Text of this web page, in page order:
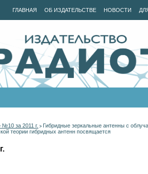
ГЛАВНАЯ ОБ ИЗДАТЕЛЬСТВЕ НОВОСТИ
за 2011 г. > Гибридные зеркальные антенны с
теории гибридных антенн посвящается